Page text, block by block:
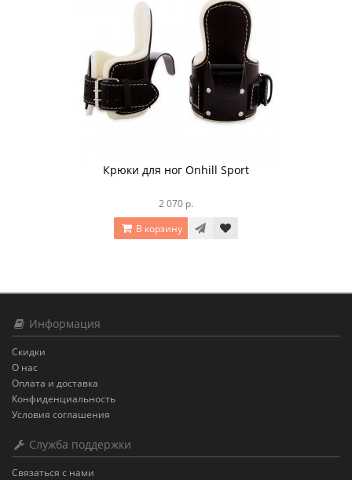
Крюки для ног Onhill Sport
2 070 р.
В корзину
Информация
Скидки
О нас
Оплата и доставка
Конфиденциальность
Условия соглашения
Служба поддержки
Связаться с нами